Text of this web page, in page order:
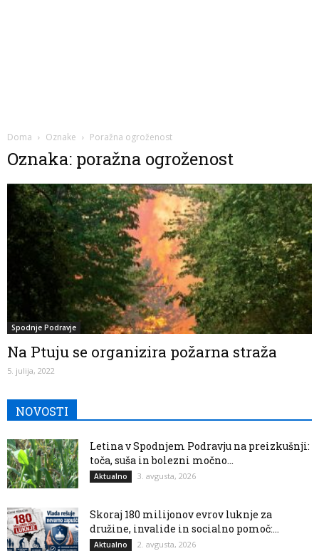
Doma Oznake Poražna ogroženost
Oznaka: poražna ogroženost
Spodnje Podravje
Na Ptuju se organizira požarna straža
5. julija, 2022
NOVOSTI
Letina v Spodnjem Podravju na preizkušnji:
toča, suša in bolezni močno...
Aktualno 3. avgusta, 2026
Skoraj 180 milijonov evrov luknje za
družine, invalide in socialno pomoč:...
Aktualno 2. avgusta, 2026